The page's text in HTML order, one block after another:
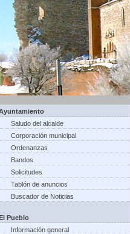
Saludo del alcalde
Corporación municipal
Ordenanzas
Bandos
Solicitudes
Tablón de anuncios
Buscador de Noticias
Pueblo
Información general